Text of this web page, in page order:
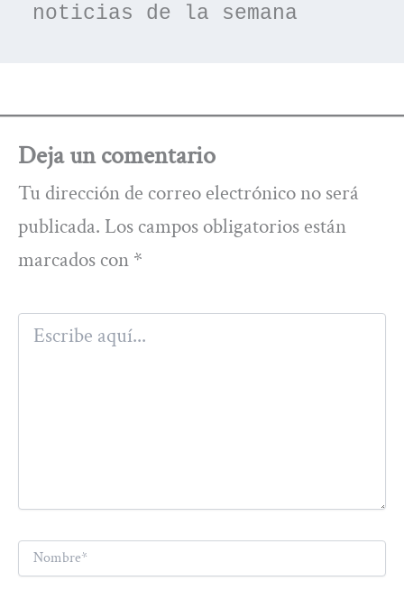
noticias de la semana
Deja un comentario
Tu dirección de correo electrónico no será
publicada. Los campos obligatorios están
marcados con *
Escribe
aquí...
Nombre*